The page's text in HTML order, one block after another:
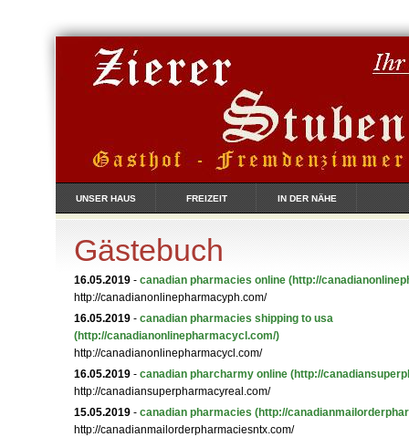
UNSER HAUS FREIZEIT IN DER NÄHE
Gästebuch
16.05.2019 - canadian pharmacies online (http://
http://canadianonlinepharmacyph.com/
16.05.2019 - canadian pharmacies shipping to usa
(http://canadianonlinepharmacycl.com/)
http://canadianonlinepharmacycl.com/
16.05.2019 - canadian pharcharmy online (http://
http://canadiansuperpharmacyreal.com/
15.05.2019 - canadian pharmacies (http://
http://canadianmailorderpharmaciesntx.com/